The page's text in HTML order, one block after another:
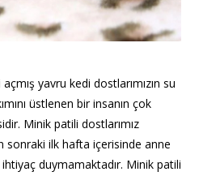
yavru kedi dostlarımızın su
üstlenen bir insanın çok
Minik patili dostlarımız
sonraki ilk hafta içerisinde anne
duymamaktadır. Minik patili